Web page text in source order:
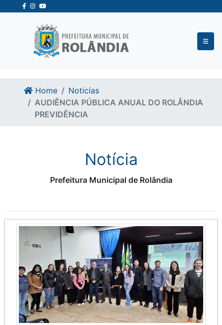
Ir para o conteudo
Ir para o fim do conteudo
Home
Noticías
AUDIÊNCIA PÚBLICA ANUAL DO ROLÂNDIA
PREVIDÊNCIA
Notícia
Prefeitura Municipal de Rolândia